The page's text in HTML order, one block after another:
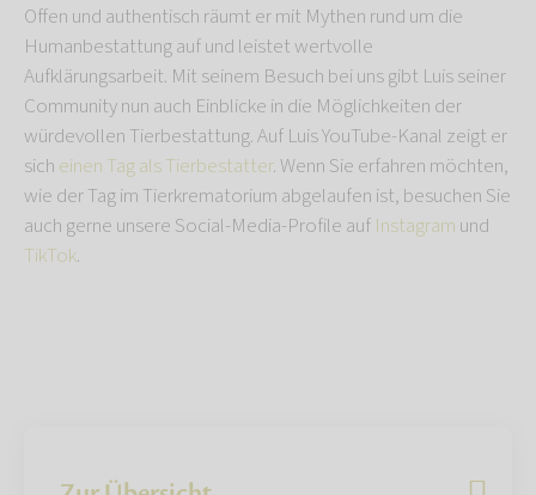
Offen und authentisch räumt er mit Mythen rund um die
Humanbestattung auf und leistet wertvolle
Aufklärungsarbeit. Mit seinem Besuch bei uns gibt Luis seiner
Community nun auch Einblicke in die Möglichkeiten der
würdevollen Tierbestattung. Auf Luis YouTube-Kanal zeigt er
sich einen Tag als Tierbestatter. Wenn Sie erfahren möchten,
wie der Tag im Tierkrematorium abgelaufen ist, besuchen Sie
auch gerne unsere Social-Media-Profile auf Instagram und
TikTok.